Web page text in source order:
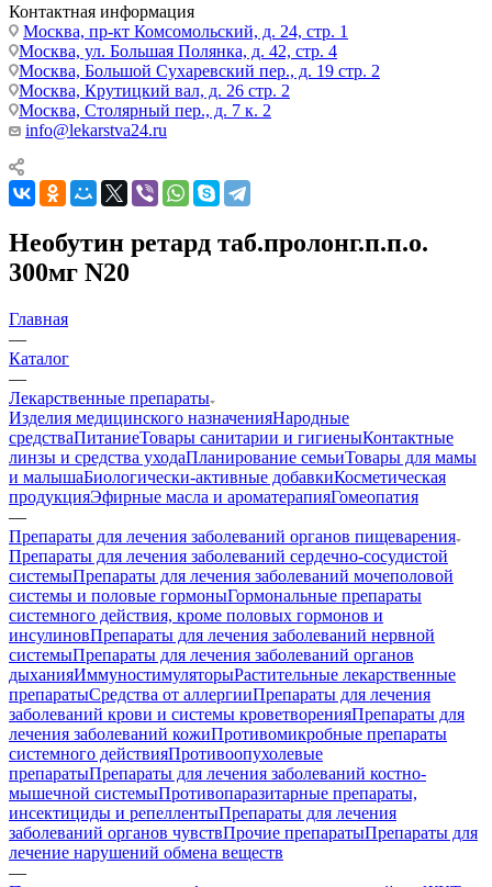
Контактная информация
Москва, пр-кт Комсомольский, д. 24, стр. 1
Москва, ул. Большая Полянка, д. 42, стр. 4
Москва, Большой Сухаревский пер., д. 19 стр. 2
Москва, Крутицкий вал, д. 26 стр. 2
Москва, Столярный пер., д. 7 к. 2
info@lekarstva24.ru
Необутин ретард таб.пролонг.п.п.о.
300мг N20
Главная
—
Каталог
—
Лекарственные препараты
Изделия медицинского назначенияНародные
средстваПитаниеТовары санитарии и гигиеныКонтактные
линзы и средства уходаПланирование семьиТовары для мамы
и малышаБиологически-активные добавкиКосметическая
продукцияЭфирные масла и ароматерапияГомеопатия
—
Препараты для лечения заболеваний органов пищеварения
Препараты для лечения заболеваний сердечно-сосудистой
системыПрепараты для лечения заболеваний мочеполовой
системы и половые гормоныГормональные препараты
системного действия, кроме половых гормонов и
инсулиновПрепараты для лечения заболеваний нервной
системыПрепараты для лечения заболеваний органов
дыханияИммуностимуляторыРастительные лекарственные
препаратыСредства от аллергииПрепараты для лечения
заболеваний крови и системы кроветворенияПрепараты для
лечения заболеваний кожиПротивомикробные препараты
системного действияПротивоопухолевые
препаратыПрепараты для лечения заболеваний костно-
мышечной системыПротивопаразитарные препараты,
инсектициды и репеллентыПрепараты для лечения
заболеваний органов чувствПрочие препаратыПрепараты для
лечение нарушений обмена веществ
—